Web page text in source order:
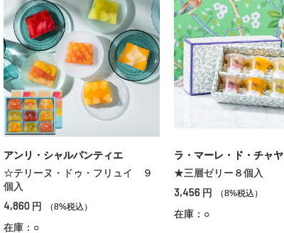
アンリ・シャルパンティエ
☆テリーヌ・ドゥ・フリュイ ９
個入
4,860 円 （8%税込）
在庫：○
ラ・マーレ・ド・チャヤ
★三層ゼリー８個入
3,456 円 （8%税込）
在庫：○